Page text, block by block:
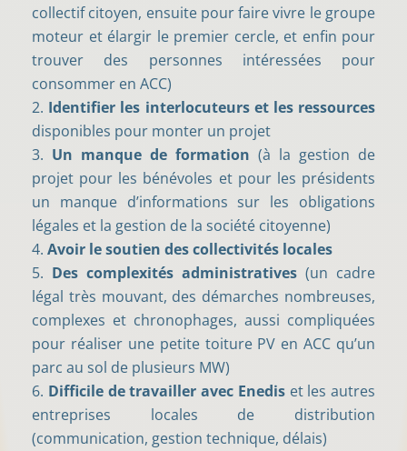
collectif citoyen, ensuite pour faire vivre le groupe
moteur et élargir le premier cercle, et enfin pour
trouver des personnes intéressées pour
consommer en ACC)
Identifier les interlocuteurs et les ressources
disponibles pour monter un projet
Un manque de formation (à la gestion de
projet pour les bénévoles et pour les présidents
un manque d’informations sur les obligations
légales et la gestion de la société citoyenne)
Avoir le soutien des collectivités locales
Des complexités administratives (un cadre
légal très mouvant, des démarches nombreuses,
complexes et chronophages, aussi compliquées
pour réaliser une petite toiture PV en ACC qu’un
parc au sol de plusieurs MW)
Difficile de travailler avec Enediset les autres
entreprises locales de distribution
(communication, gestion technique, délais)